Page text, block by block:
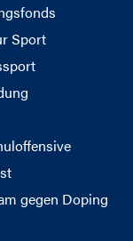
Sport
gegen Doping